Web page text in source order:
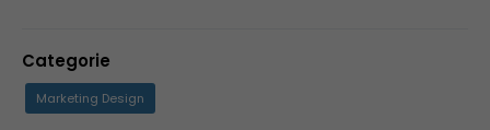
Categorie
Marketing Design